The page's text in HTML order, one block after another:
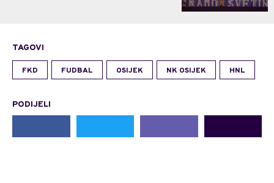
TAGOVI
FKD FUDBAL OSIJEK NK OSIJEK HNL
PODIJELI